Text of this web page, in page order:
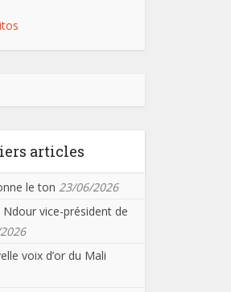
articles
le ton 23/06/2026
Ndour vice-président de
voix d’or du Mali